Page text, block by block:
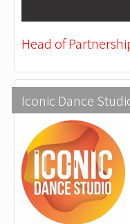
Head of
Iconic Dance